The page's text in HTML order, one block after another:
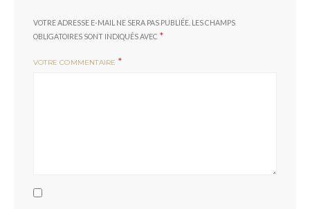
VOTRE ADRESSE E-MAIL NE SERA PAS PUBLIÉE. LES CHAMPS
OBLIGATOIRES SONT INDIQUÉS AVEC *
VOTRE COMMENTAIRE *